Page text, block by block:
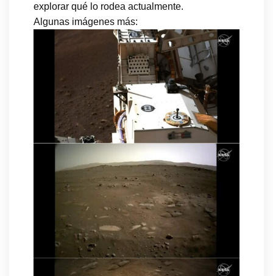
explorar qué lo rodea actualmente.
Algunas imágenes más: